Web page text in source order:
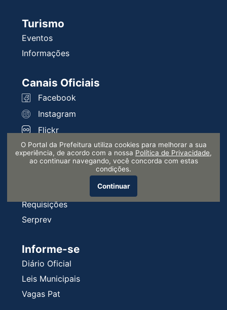
Turismo
Eventos
Informações
Canais Oficiais
Facebook
Instagram
Flickr
Servidor
Requisições
Serprev
Informe-se
Diário Oficial
Leis Municipais
Vagas Pat
O Portal da Prefeitura utiliza cookies para melhorar a sua
experiência, de acordo com a nossa Política de Privacidade,
ao continuar navegando, você concorda com estas
condições.
Continuar